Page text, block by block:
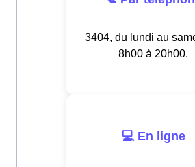
3404, du lundi au
8h00 à 20h00.
💻 En ligne